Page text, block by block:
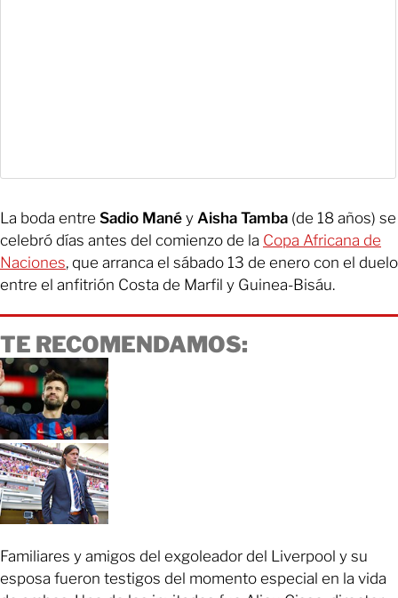
La boda entre Sadio Mané y Aisha Tamba (de 18 años) se
celebró días antes del comienzo de la Copa Africana de
Naciones, que arranca el sábado 13 de enero con el duelo
entre el anfitrión Costa de Marfil y Guinea-Bisáu.
TE RECOMENDAMOS:
Familiares y amigos del exgoleador del Liverpool y su
esposa fueron testigos del momento especial en la vida